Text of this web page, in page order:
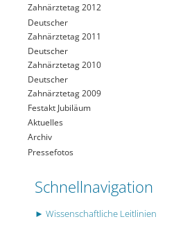
Zahnärztetag 2012
Deutscher
Zahnärztetag 2011
Deutscher
Zahnärztetag 2010
Deutscher
Zahnärztetag 2009
Festakt Jubiläum
Aktuelles
Archiv
Pressefotos
Schnellnavigation
► Wissenschaftliche Leitlinien